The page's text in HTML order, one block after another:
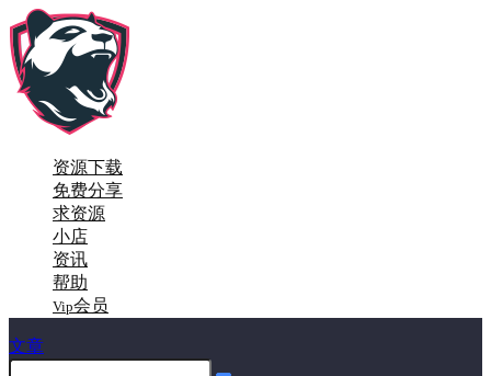
资源下载
免费分享
求资源
小店
资讯
帮助
Vip会员
文章